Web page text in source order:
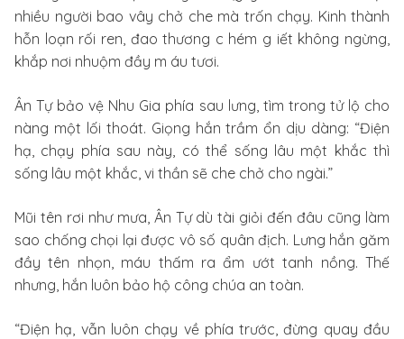
nhiều người bao vây chở che mà trốn chạy. Kinh thành
hỗn loạn rối ren, đao thương c hém g iết không ngừng,
khắp nơi nhuộm đầy m áu tươi.
Ân Tự bảo vệ Nhu Gia phía sau lưng, tìm trong tử lộ cho
nàng một lối thoát. Giọng hắn trầm ổn dịu dàng: “Điện
hạ, chạy phía sau này, có thể sống lâu một khắc thì
sống lâu một khắc, vi thần sẽ che chở cho ngài.”
Mũi tên rơi như mưa, Ân Tự dù tài giỏi đến đâu cũng làm
sao chống chọi lại được vô số quân địch. Lưng hắn găm
đầy tên nhọn, máu thấm ra ẩm ướt tanh nồng. Thế
nhưng, hắn luôn bảo hộ công chúa an toàn.
“Điện hạ, vẫn luôn chạy về phía trước, đừng quay đầu